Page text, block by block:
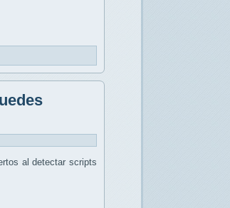
al detectar scripts